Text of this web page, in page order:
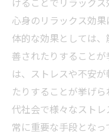
心身のリラックス効
体的な効果としては
善されたりすること
は、ストレスや不安
たりすることが挙げ
代社会で様々なスト
常に重要な手段とな